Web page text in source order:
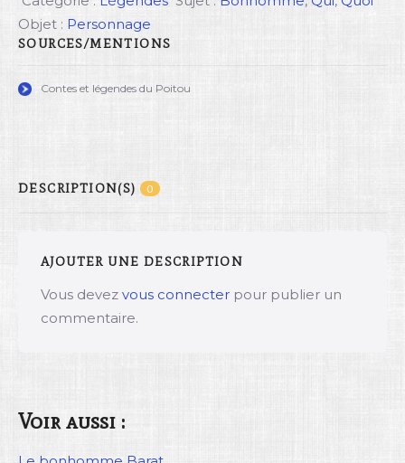
Objet : Personnage
SOURCES/MENTIONS
Contes et légendes du Poitou
DESCRIPTION(S) 0
AJOUTER UNE DESCRIPTION
Vous devez vous connecter pour publier un
commentaire.
Voir aussi :